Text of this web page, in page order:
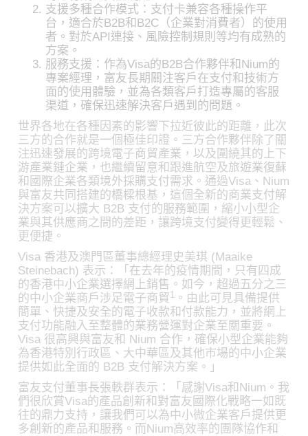
支援多種合作模式：支付卡兼容各種操作平
台，適合於B2B和B2C（企業對消費者）的使用
者。對於API連接、風險控制規則等均有成熟的
方案。
服務支援：作為Visa的B2B合作夥伴和Nium的
專案經理，富友長期關注客戶在支付和技術方
面的使用體驗，並為各類客戶打造專屬的客服
渠道，確保迅速解決客戶遇到的問題。
世界各地在各種因素的影響下拉近彼此的距離，此次
三方的合作就是一個極佳印證。三方合作夥伴除了關
注迅速發展的跨境電子商貿產業，以及圍繞其的上下
游產業鏈企業，也繼續留意和跟進航空及旅遊業復蘇
和國際企業各類境外採購支付需求。通過Visa、Nium
與富友共同搭建的橋樑根基，這個全新的商業支付解
決方案可以擴大 B2B 支付的服務範圍，縮小小型企
業與其供應商之間的差距，讓跨境支付變得更輕鬆、
更便捷。
Visa 香港及澳門區董事總經理史美琪 (Maaike
Steinebach) 表示：「在去年的疫情期間，只有四成
的香港中小企業選擇網上銷售。如今，超過五分之三
的中小企業商戶涉足電子商貿 1 。由此可見具備提供
簡單、快捷及安全的電子收款和付款能力，並將網上
支付功能融入至整體的業務營運對企業至關重要。
Visa 很高興與富友和 Nium 合作，確保小型企業能夠
為香港特別行政區、大中華區及其他市場的中小企業
提供如此全面的 B2B 支付解決方案。」
富友支付董事長張軼群表示：「感謝Visa和Nium。我
們很欣賞Visa的產品創新和對富友國際化戰略一如既
往的鼎力支持，讓我們可以為中小微企業客戶提供更
多創新的產品和服務。而Nium高效率的團隊協作和